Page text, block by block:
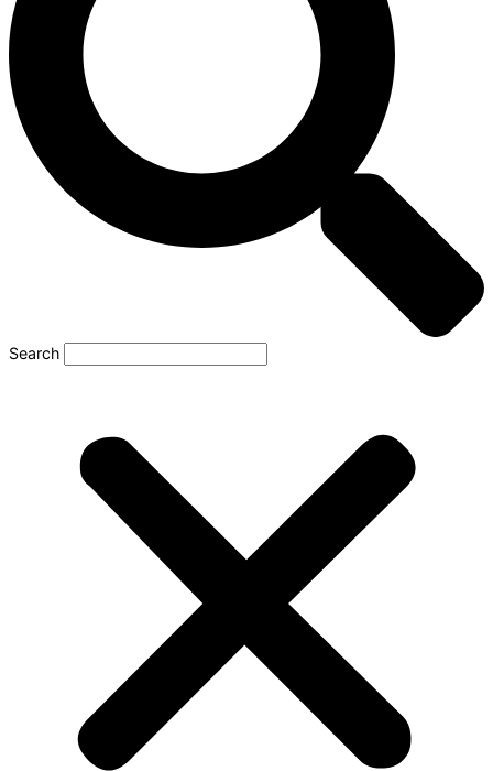
Search